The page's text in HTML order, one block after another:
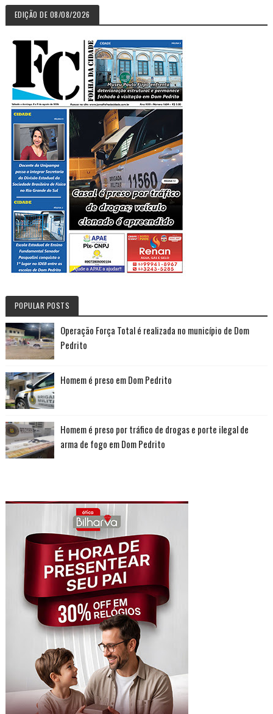
EDIÇÃO DE 08/08/2026
POPULAR POSTS
Operação Força Total é realizada no município de Dom
Pedrito
Homem é preso em Dom Pedrito
Homem é preso por tráfico de drogas e porte ilegal de
arma de fogo em Dom Pedrito